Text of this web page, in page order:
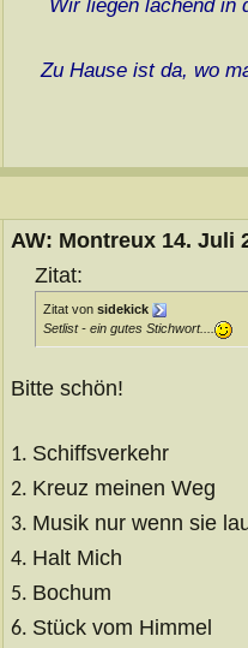
Wir liegen lachend in
Zu Hause ist da, wo
AW: Montreux 14. Juli
Zitat:
Zitat von sidekick
Setlist - ein gutes Stichwort....
Bitte schön!
1. Schiffsverkehr
2. Kreuz meinen Weg
3. Musik nur wenn sie
4. Halt Mich
5. Bochum
6. Stück vom Himmel